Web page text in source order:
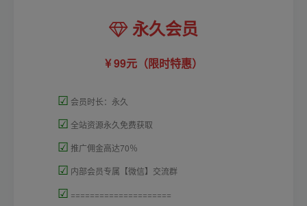
永久会员
99元（限时特惠）
☑ 会员时长：永久
☑ 全站资源永久免费获取
☑ 推广佣金高达70％
☑ 内部会员专属【微信】交流群
☑ =====================